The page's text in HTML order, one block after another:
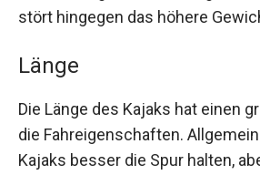
stört hingegen das höhere
Länge
Die Länge des Kajaks hat einen
die Fahreigenschaften.
Kajaks besser die Spur halten,